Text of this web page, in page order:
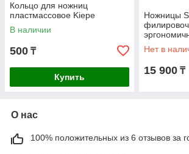
Кольцо для ножниц
пластмассовое Kiepe
В наличии
500 ₸
Купить
Ножницы
зубцов с
размер 5.5
Нет в
15 900 ₸
О нас
100% положительных из 6 отзывов за